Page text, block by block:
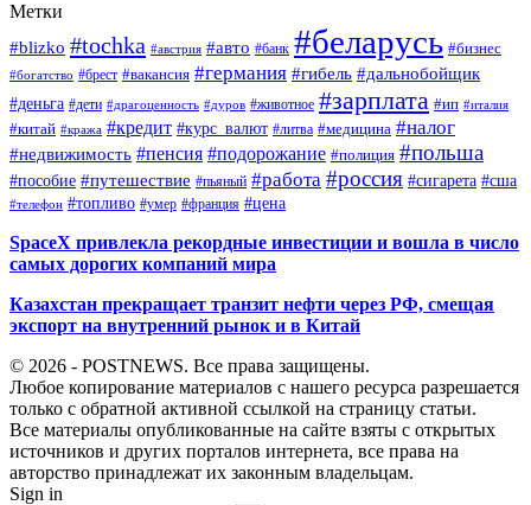
Метки
#blizko #tochka #австрия #авто #банк #беларусь #бизнес
#богатство #брест #вакансия #германия #гибель #дальнобойщик
#деньга #дети #драгоценность #дуров #животное #зарплата #ип #италия
#китай #кража #кредит #курс_валют #литва #медицина #налог
#недвижимость #пенсия #подорожание #полиция #польша
#пособие #путешествие #пьяный #работа #россия #сигарета #сша
#телефон #топливо #умер #франция #цена
SpaceX привлекла рекордные инвестиции и вошла в число
самых дорогих компаний мира
Казахстан прекращает транзит нефти через РФ, смещая
экспорт на внутренний рынок и в Китай
© 2026 - POSTNEWS. Все права защищены.
Любое копирование материалов с нашего ресурса разрешается
только с обратной активной ссылкой на страницу статьи.
Все материалы опубликованные на сайте взяты с открытых
источников и других порталов интернета, все права на
авторство принадлежат их законным владельцам.
Sign in